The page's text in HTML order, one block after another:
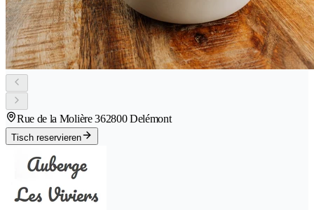
Rue de la Molière 362800 Delémont
Tisch reservieren